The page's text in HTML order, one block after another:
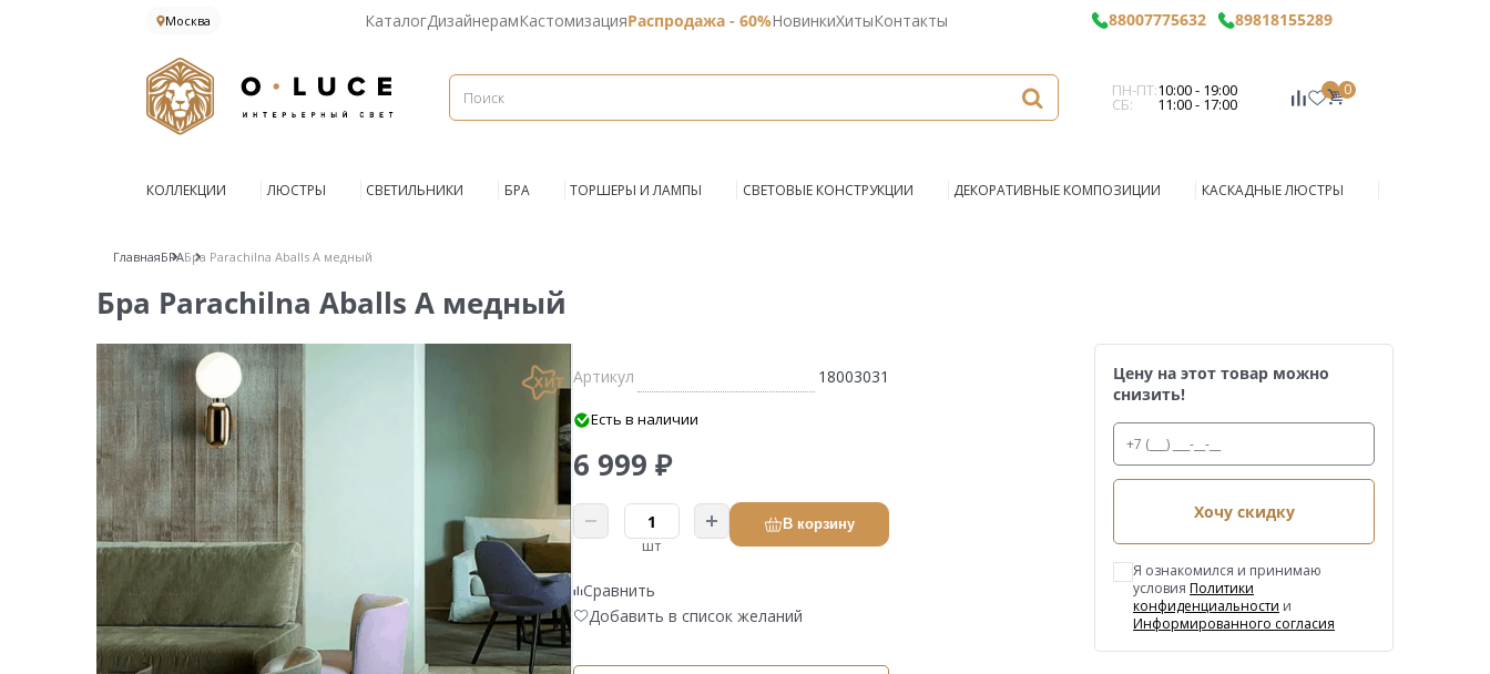
Москва КаталогДизайнерамКастомизацияРаспродажа - 60%НовинкиХитыКонтакты 88007775632 89818155289
ПН-ПТ:10:00 - 19:00
СБ: 11:00 - 17:00
0
КОЛЛЕКЦИИ ЛЮСТРЫ СВЕТИЛЬНИКИ БРА ТОРШЕРЫ И ЛАМПЫ СВЕТОВЫЕ КОНСТРУКЦИИ ДЕКОРАТИВНЫЕ КОМПОЗИЦИИ КАСКАДНЫЕ ЛЮСТРЫ
ГлавнаяБРАБра Parachilna Aballs A медный
Бра Parachilna Aballs A медный
Артикул 18003031
Есть в наличии
6 999 ₽
шт
В корзину
Сравнить
Добавить в список желаний
Цену на этот товар можно
снизить!
Хочу скидку
Я ознакомился и принимаю
условия Политики
конфиденциальности и
Информированного согласия